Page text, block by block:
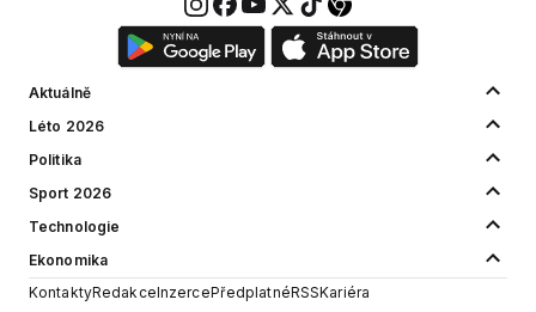
Aktuálně
Léto 2026
Politika
Sport 2026
Technologie
Ekonomika
KontaktyRedakceInzercePředplatnéRSSKariéra